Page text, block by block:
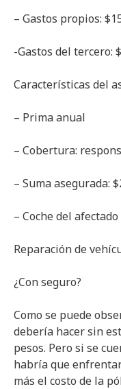
– Gastos
-Gastos del tercero:
Características del
– Prima anual
– Cobertura:
– Suma
– Coche del
Reparación de
¿Con seguro?
Como se puede
debería hacer sin
pesos. Pero si se
habría que
más el costo de la